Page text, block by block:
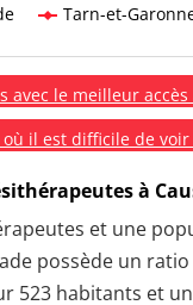
Tarn-et-
avec le meilleur accès
où il est difficile de
à
et une
possède un
523 habitants et